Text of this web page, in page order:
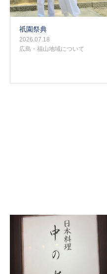
祇園祭典
2026.07.18
広島・福山地域について